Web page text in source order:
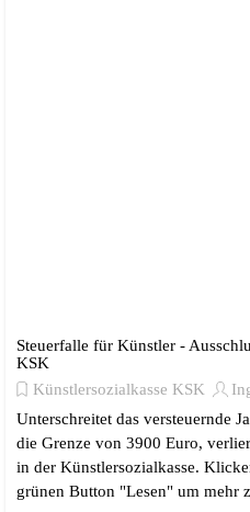
Steuerfalle für Künstler -
KSK
Künstlersozialkasse KSK
Unterschreitet das versteuernde
die Grenze von 3900 Euro,
in der Künstlersozialkasse.
grünen Button "Lesen" um mehr